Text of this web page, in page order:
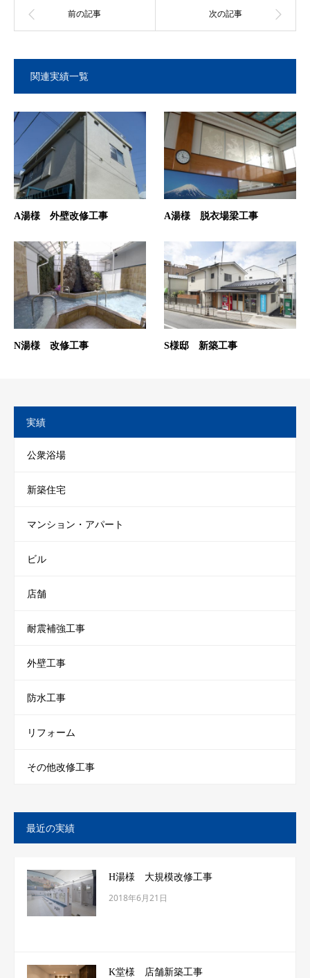
関連実績一覧
A湯様 外壁改修工事 A湯様 脱衣場梁工事
N湯様 改修工事 S様邸 新築工事
実績
公衆浴場
新築住宅
マンション・アパート
ビル
店舗
耐震補強工事
外壁工事
防水工事
リフォーム
その他改修工事
最近の実績
H湯様 大規模改修工事
2018年6月21日
K堂様 店舗新築工事